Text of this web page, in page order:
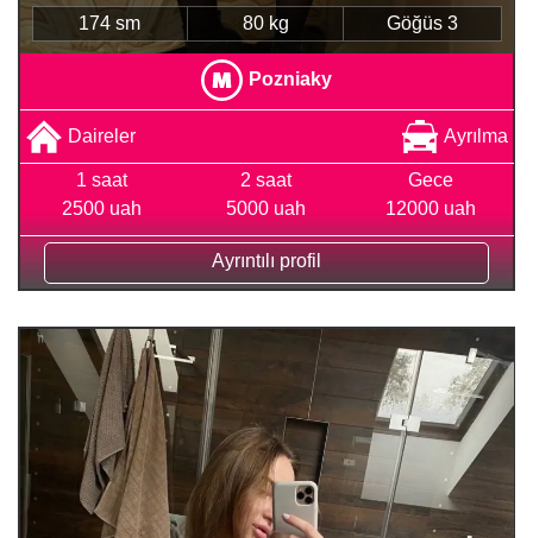
174 sm 80 kg Göğüs 3
Pozniaky
Daireler Ayrılma
1 saat
2500 uah
2 saat
5000 uah
Gece
12000 uah
Ayrıntılı profil